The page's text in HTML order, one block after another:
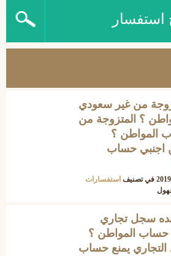
استفسار
من غير سعودي
؟ المتزوجة من
المواطن ؟
اجنبي حساب
في تصنيف استفسارات
سجل تجاري
حساب المواطن ؟
يمنع حساب